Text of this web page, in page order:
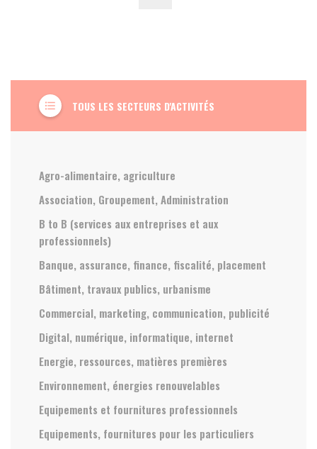
format_list_bulleted TOUS LES SECTEURS D'ACTIVITÉS
Agro-alimentaire, agriculture
Association, Groupement, Administration
B to B (services aux entreprises et aux
professionnels)
Banque, assurance, finance, fiscalité, placement
Bâtiment, travaux publics, urbanisme
Commercial, marketing, communication, publicité
Digital, numérique, informatique, internet
Energie, ressources, matières premières
Environnement, énergies renouvelables
Equipements et fournitures professionnels
Equipements, fournitures pour les particuliers